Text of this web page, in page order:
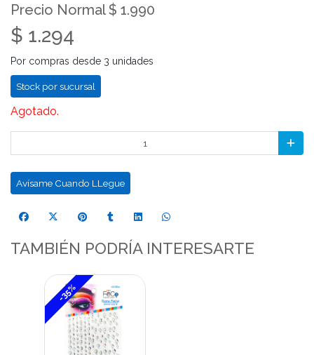
Precio Normal $ 1.990
$ 1.294
Por compras desde 3 unidades
Stock por sucursal
Agotado.
Avísame Cuando LLegue
TAMBIÉN PODRÍA INTERESARTE
-35%